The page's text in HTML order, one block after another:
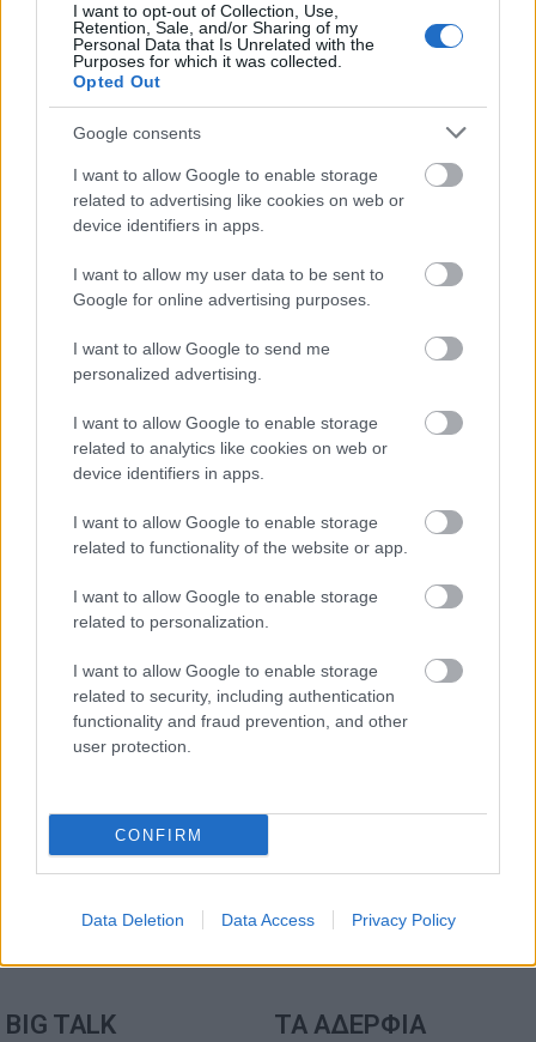
I want to opt-out of Collection, Use,
Retention, Sale, and/or Sharing of my
Personal Data that Is Unrelated with the
Purposes for which it was collected.
Opted Out
Google consents
I want to allow Google to enable storage
related to advertising like cookies on web or
device identifiers in apps.
I want to allow my user data to be sent to
Google for online advertising purposes.
I want to allow Google to send me
personalized advertising.
I want to allow Google to enable storage
related to analytics like cookies on web or
device identifiers in apps.
I want to allow Google to enable storage
related to functionality of the website or app.
I want to allow Google to enable storage
related to personalization.
I want to allow Google to enable storage
related to security, including authentication
functionality and fraud prevention, and other
user protection.
CONFIRM
Data Deletion Data Access Privacy Policy
αυτόν τον πλοηγό για την επόμενη φορά που θα σχολιάσω.
ΠΙΣΩ ΣΕ Παιχνίδι Πάντα Πάντα Πάντα
Σχετικά προϊόντα
BIG TALK ΤΑ ΑΔΕΡΦΙΑ